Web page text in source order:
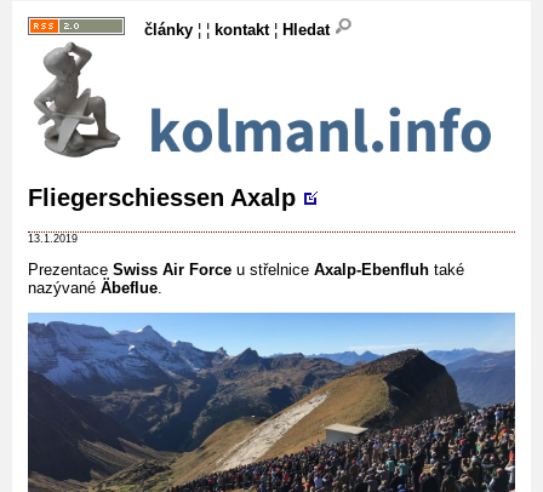
články ¦ ¦ kontakt¦ Hledat
Fliegerschiessen Axalp
13.1.2019
Prezentace Swiss Air Force u střelnice Axalp-Ebenfluh také
nazývané Äbeflue